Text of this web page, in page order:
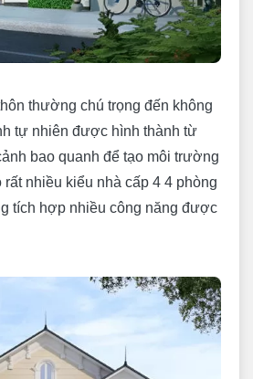
thường chú trọng đến không
tự nhiên được hình thành từ
bao quanh để tạo môi trường
rất nhiều kiểu nhà cấp 4 4 phòng
tích hợp nhiều công năng được